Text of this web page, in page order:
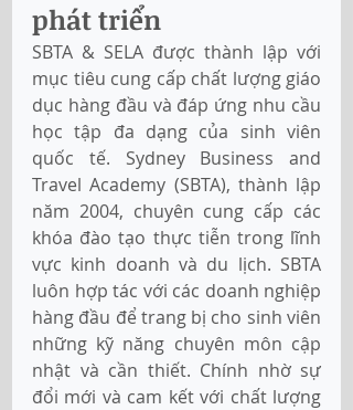
phát triển
SBTA & SELA được thành lập với
mục tiêu cung cấp chất lượng giáo
dục hàng đầu và đáp ứng nhu cầu
học tập đa dạng của sinh viên
quốc tế. Sydney Business and
Travel Academy (SBTA), thành lập
năm 2004, chuyên cung cấp các
khóa đào tạo thực tiễn trong lĩnh
vực kinh doanh và du lịch. SBTA
luôn hợp tác với các doanh nghiệp
hàng đầu để trang bị cho sinh viên
những kỹ năng chuyên môn cập
nhật và cần thiết. Chính nhờ sự
đổi mới và cam kết với chất lượng